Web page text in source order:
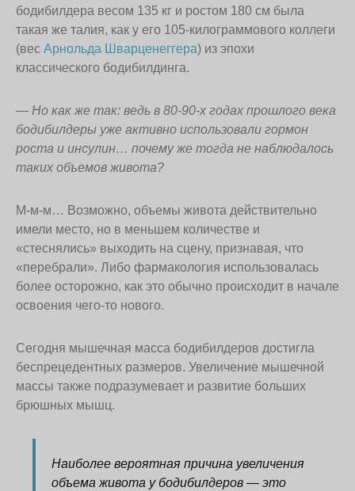
бодибилдера весом 135 кг и ростом 180 см была
такая же талия, как у его 105-килограммового коллеги
(вес Арнольда Шварценеггера) из эпохи
классического бодибилдинга.
— Но как же так: ведь в 80-90-х годах прошлого века
бодибилдеры уже активно использовали гормон
роста и инсулин… почему же тогда не наблюдалось
таких объемов живота?
М-м-м… Возможно, объемы живота действительно
имели место, но в меньшем количестве и
«стеснялись» выходить на сцену, признавая, что
«перебрали». Либо фармакология использовалась
более осторожно, как это обычно происходит в начале
освоения чего-то нового.
Сегодня мышечная масса бодибилдеров достигла
беспрецедентных размеров. Увеличение мышечной
массы также подразумевает и развитие больших
брюшных мышц.
Наиболее вероятная причина увеличения
объема живота у бодибилдеров — это